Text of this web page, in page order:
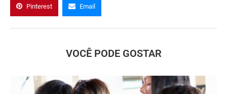
Pinterest Email
VOCÊ PODE GOSTAR